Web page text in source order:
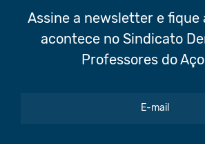
Assine a newsletter e fique
acontece no Sindicato
Professores do